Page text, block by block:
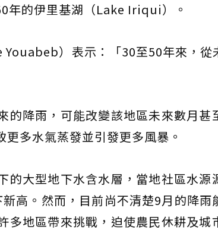
年的伊里基湖（Lake Iriqui）。
）表示：「30至50年來，從
的降雨，可能改變該地區未來數月甚
多水氣蒸發並引發更多風暴。
的大型地下水含水層，當地社區水源
高。然而，目前尚不清楚9月的降雨
多地區帶來挑戰，迫使農民休耕及城